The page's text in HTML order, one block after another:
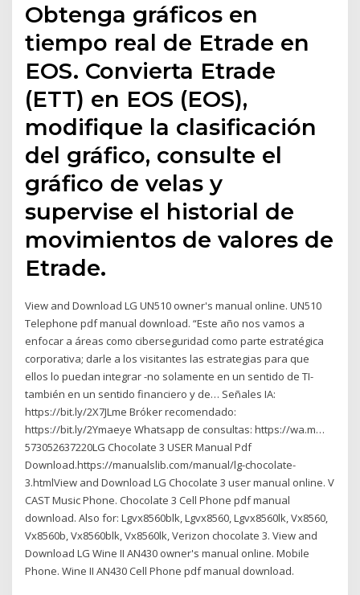
Obtenga gráficos en
tiempo real de Etrade en
EOS. Convierta Etrade
(ETT) en EOS (EOS),
modifique la clasificación
del gráfico, consulte el
gráfico de velas y
supervise el historial de
movimientos de valores de
Etrade.
View and Download LG UN510 owner's manual online. UN510
Telephone pdf manual download. “Este año nos vamos a
enfocar a áreas como ciberseguridad como parte estratégica
corporativa; darle a los visitantes las estrategias para que
ellos lo puedan integrar -no solamente en un sentido de TI-
también en un sentido financiero y de… Señales IA:
https://bit.ly/2X7JLme Bróker recomendado:
https://bit.ly/2Ymaeye Whatsapp de consultas: https://wa.m…
573052637220LG Chocolate 3 USER Manual Pdf
Download.https://manualslib.com/manual/lg-chocolate-
3.htmlView and Download LG Chocolate 3 user manual online. V
CAST Music Phone. Chocolate 3 Cell Phone pdf manual
download. Also for: Lgvx8560blk, Lgvx8560, Lgvx8560lk, Vx8560,
Vx8560b, Vx8560blk, Vx8560lk, Verizon chocolate 3. View and
Download LG Wine II AN430 owner's manual online. Mobile
Phone. Wine II AN430 Cell Phone pdf manual download.